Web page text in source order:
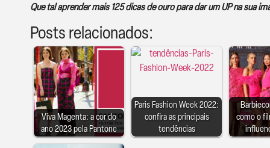
Que tal aprender mais 125 dicas de ouro para dar um UP na sua
Posts relacionados:
Viva Magenta: a cor do
ano 2023 pela Pantone
Paris Fashion Week 2022:
confira as principais
tendências
como o